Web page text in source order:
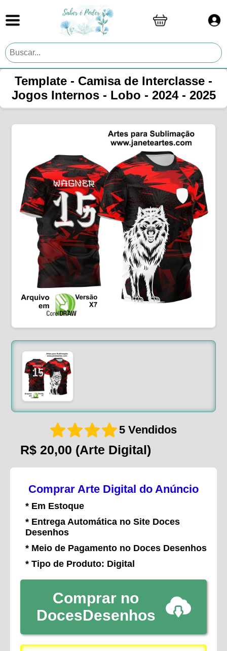
Template - Camisa de Interclasse -
Jogos Internos - Lobo - 2024 - 2025
5 Vendidos
R$ 20,00 (Arte Digital)
Comprar Arte Digital do Anúncio
* Em Estoque
* Entrega Automática no Site Doces
Desenhos
* Meio de Pagamento no Doces Desenhos
* Tipo de Produto: Digital
Comprar no
DocesDesenhos